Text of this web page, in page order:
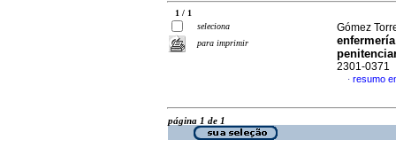
1 / 1
seleciona
para imprimir
Gómez
2301-0371
· resumo
página 1 de 1